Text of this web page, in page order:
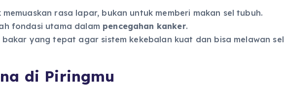
rasa lapar, bukan untuk memberi makan sel tubuh.
fondasi utama dalam pencegahan kanker.
yang tepat agar sistem kekebalan kuat dan bisa melawan sel
di Piringmu